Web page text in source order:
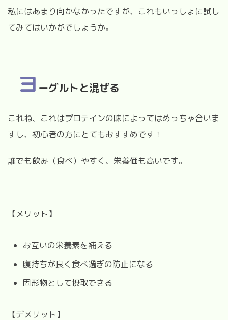
私にはあまり向かなかったですが、これもいっしょに試し
てみてはいかがでしょうか。
ヨ ーグルトと混ぜる
これね、これはプロテインの味によってはめっちゃ合いま
すし、初心者の方にとてもおすすめです！
誰でも飲み（食べ）やすく、栄養価も高いです。
【メリット】
お互いの栄養素を補える
腹持ちが良く食べ過ぎの防止になる
固形物として摂取できる
【デメリット】